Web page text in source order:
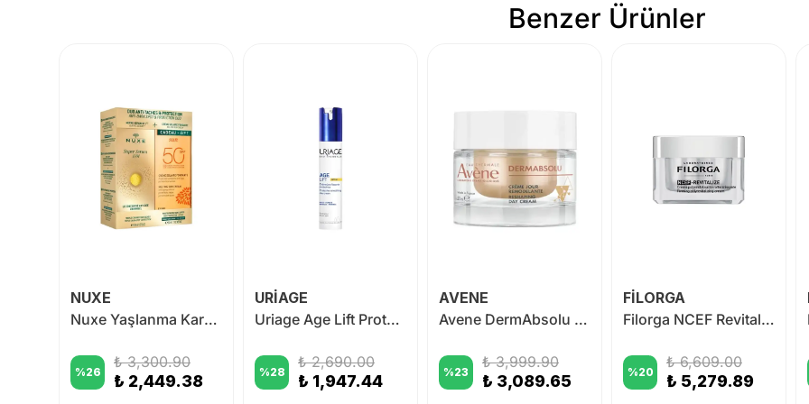
Benzer Ürünler
NUXE
Nuxe Yaşlanma Karşıtı & Güneş Koruyucu Bakım Seti
%26
₺ 3,300.90
₺ 2,449.38
URİAGE
Uriage Age Lift Protective Smoothing Day Cream SPF30 40ml
%28
₺ 2,690.00
₺ 1,947.44
AVENE
Avene DermAbsolu Dolgunlaştırıcı Gündüz Kremi 50 ml
%23
₺ 3,999.90
₺ 3,089.65
FİLORGA
Filorga NCEF Revitalize Yaşlanma Karşıtı Krem 50 ml
%20
₺ 6,609.00
₺ 5,279.89